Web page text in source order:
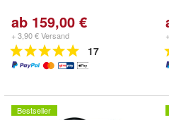
ab 159,00 €
+ 3,90 € Versand
17
Bestseller